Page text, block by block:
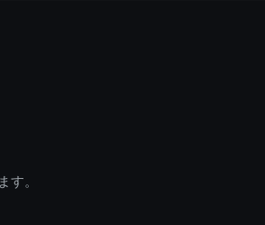
す。